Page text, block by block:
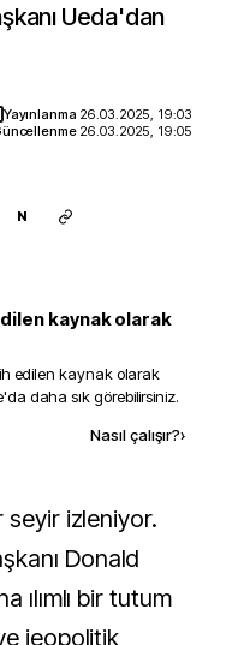
Ueda'dan
Yayınlanma 26.03.2025, 19:03
26.03.2025, 19:05
N
kaynak olarak
edilen kaynak olarak
daha sık görebilirsiniz.
Nasıl çalışır?›
Donald
ılımlı bir tutum
jeopolitik